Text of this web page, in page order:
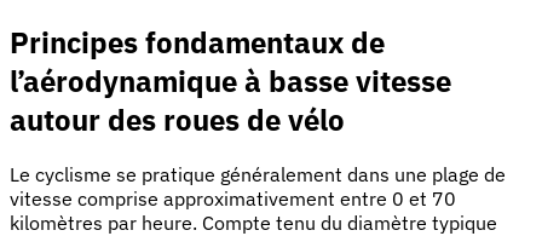
Principes fondamentaux de
l’aérodynamique à basse vitesse
autour des roues de vélo
Le cyclisme se pratique généralement dans une plage de
vitesse comprise approximativement entre 0 et 70
kilomètres par heure. Compte tenu du diamètre typique